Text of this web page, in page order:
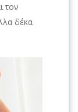
τον
δέκα